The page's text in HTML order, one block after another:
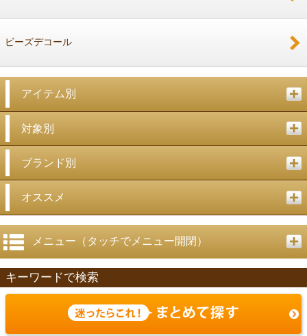
ビーズデコール
アイテム別
対象別
ブランド別
オススメ
メニュー（タッチでメニュー開閉）
キーワードで検索